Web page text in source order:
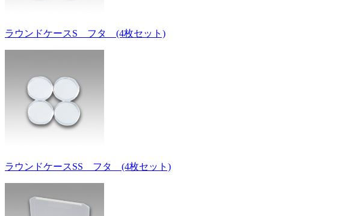
ラウンドケースS フタ (4枚セット)
ラウンドケースSS フタ (4枚セット)